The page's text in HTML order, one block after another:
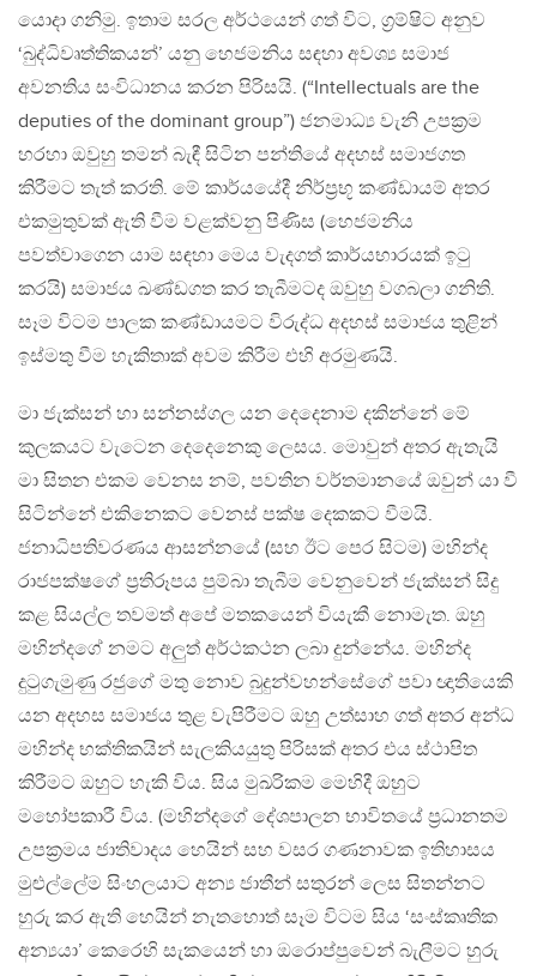
යොදා ගනිමු. ඉතාම සරල අර්ථයෙන් ගත් විට, ග්‍රම්ෂිට අනුව
‘බුද්ධිවෘත්තිකයන්’ යනු හෙජමනිය සඳහා අවශ්‍ය සමාජ
අවනතිය සංවිධානය කරන පිරිසයි. (“Intellectuals are the
deputies of the dominant group”) ජනමාධ්‍ය වැනි උපක්‍රම
හරහා ඔවුහු තමන් බැඳී සිටින පන්තියේ අදහස් සමාජගත
කිරීමට තැත් කරති. මේ කාර්යයේදී නිර්ප්‍රභූ කණ්ඩායම් අතර
එකමුතුවක් ඇති වීම වළක්වනු පිණිස (හෙජමනිය
පවත්වාගෙන යාම සඳහා මෙය වැදගත් කාර්යභාරයක් ඉටු
කරයි) සමාජය ඛණ්ඩගත කර තැබීමටද ඔවුහු වගබලා ගනිති.
සෑම විටම පාලක කණ්ඩායමට විරුද්ධ අදහස් සමාජය තුළින්
ඉස්මතු වීම හැකිතාක් අවම කිරීම එහි අරමුණයි.
මා ජැක්සන් හා සන්නස්ගල යන දෙදෙනාම දකින්නේ මේ
කුලකයට වැටෙන දෙදෙනෙකු ලෙසය. මොවුන් අතර ඇතැයි
මා සිතන එකම වෙනස නම්, පවතින වර්තමානයේ ඔවුන් යා වී
සිටින්නේ එකිනෙකට වෙනස් පක්ෂ දෙකකට වීමයි.
ජනාධිපතිවරණය ආසන්නයේ (සහ ඊට පෙර සිටම) මහින්ද
රාජපක්ෂගේ ප්‍රතිරූපය පුම්බා තැබීම වෙනුවෙන් ජැක්සන් සිදු
කළ සියල්ල තවමත් අපේ මතකයෙන් වියැකී නොමැත. ඔහු
මහින්දගේ නමට අලුත් අර්ථකථන ලබා දුන්නේය. මහින්ද
දුටුගැමුණු රජුගේ මතු නොව බුදුන්වහන්සේගේ පවා ඥාතියෙකි
යන අදහස සමාජය තුළ වැපිරීමට ඔහු උත්සාහ ගත් අතර අන්ධ
මහින්ද භක්තිකයින් සැලකියයුතු පිරිසක් අතර එය ස්ථාපිත
කිරීමට ඔහුට හැකි විය. සිය මුඛරිකම මෙහිදී ඔහුට
මහෝපකාරී විය. (මහින්දගේ දේශපාලන භාවිතයේ ප්‍රධානතම
උපක්‍රමය ජාතිවාදය හෙයින් සහ වසර ගණනාවක ඉතිහාසය
මුළුල්ලේම සිංහලයාට අන්‍ය ජාතීන් සතුරන් ලෙස සිතන්නට
හුරු කර ඇති හෙයින් නැතහොත් සෑම විටම සිය ‘සංස්කෘතික
අන්‍යයා’ කෙරෙහි සැකයෙන් හා ඔරොප්පුවෙන් බැලීමට හුරු